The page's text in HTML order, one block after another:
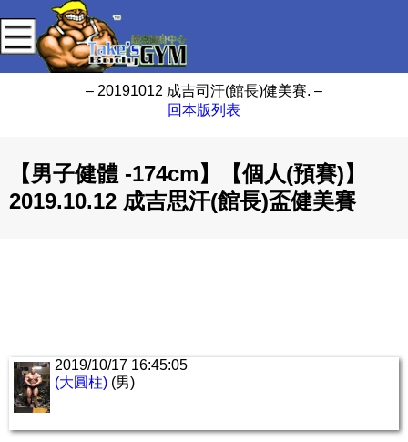
– 20191012 成吉司汗(館長)健美賽. –
回本版列表
【男子健體 -174cm】【個人(預賽)】
2019.10.12 成吉思汗(館長)盃健美賽
2019/10/17 16:45:05
(大圓柱) (男)